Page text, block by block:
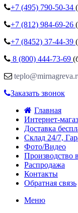
+7 (495) 790-50-34
+7 (812) 984-69-26
+7 (8452) 37-44-39
8 (800) 444-73-69
Заказать звонок
Главная
Интернет-
Доставка
Склад 24/7,
Фото/Видео
Производство
Распродажа
Контакты
Обратная связь
Меню